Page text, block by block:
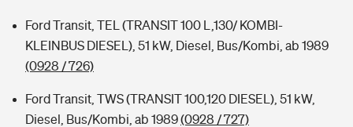
Ford Transit, TEL (TRANSIT 100 L,130/ KOMBI-
KLEINBUS DIESEL), 51 kW, Diesel, Bus/Kombi, ab 1989
(0928 / 726)
Ford Transit, TWS (TRANSIT 100,120 DIESEL), 51 kW,
Diesel, Bus/Kombi, ab 1989(0928 / 727)